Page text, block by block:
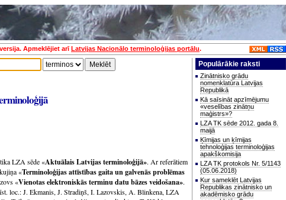
Apmeklējiet arīLatvijas Nacionālo terminoloģijas portālu.
LZA sēde «Aktuālais Latvijas terminoloģijā». Ar referātiem
«Terminoloģijas attīstības gaita un galvenās problēmas
«Vienotas elektroniskās terminu datu bāzes veidošana».
loc.: J. Ekmanis, J. Stradiņš, I. Lazovskis, A. Blinkena, LZA
Populārākie raksti
Zinātnisko grādu
nomenklatūra Latvijas
Republikā
Kā saīsināt apzīmējumu
«veselības zinātņu
maģistrs»?
LZA TK sēde 2012. gada 8.
maijā
Ķīmijas un ķīmijas
tehnoloģijas terminoloģijas
apakškomisija
LZA TK protokols Nr. 5/1143
(05.06.2018)
Kur sameklēt Latvijas
Republikas zinātnisko un
akadēmisko grādu